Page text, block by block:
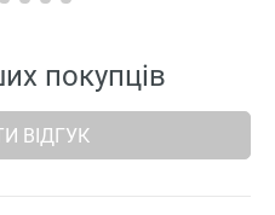
покупців
ВІДГУК